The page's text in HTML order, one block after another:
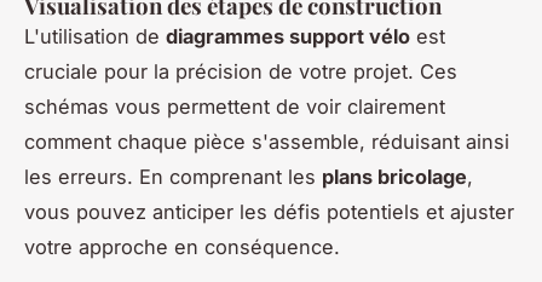
L'utilisation de diagrammes support vélo est
cruciale pour la précision de votre projet. Ces
schémas vous permettent de voir clairement
comment chaque pièce s'assemble, réduisant ainsi
les erreurs. En comprenant les plans bricolage,
vous pouvez anticiper les défis potentiels et ajuster
votre approche en conséquence.